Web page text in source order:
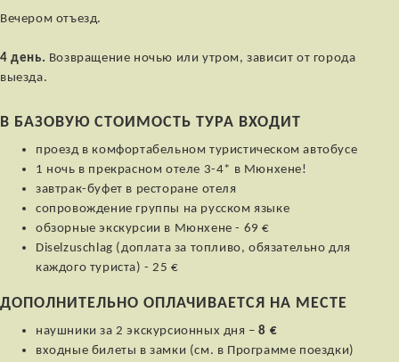
Вечером отъезд.
4 день. Возвращение ночью или утром, зависит от города
выезда.
В БАЗОВУЮ СТОИМОСТЬ ТУРА ВХОДИТ
проезд в комфортабельном туристическом автобусе
1 ночь в прекрасном отеле 3-4* в Мюнхене!
завтрак-буфет в ресторане отеля
сопровождение группы на русском языке
обзорные экскурсии в Мюнхене - 69 €
Diselzuschlag (доплата за топливо, обязательно для
каждого туриста) - 25 €
ДОПОЛНИТЕЛЬНО ОПЛАЧИВАЕТСЯ НА МЕСТЕ
наушники за 2 экскурсионных дня –8 €
входные билеты в замки (см. в Программе поездки)